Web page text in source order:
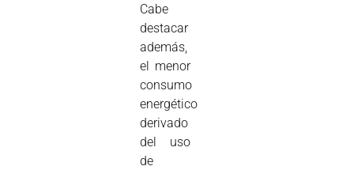
Cabe
destacar
además,
el menor
consumo
energético
derivado
del uso
de